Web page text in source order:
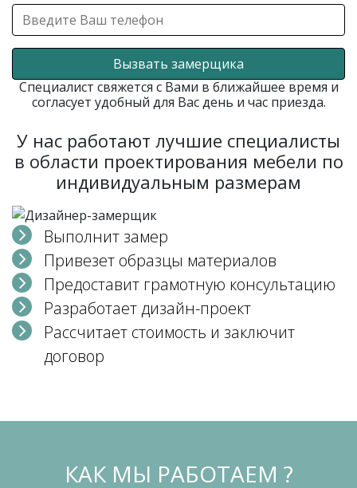
Вызвать замерщика
Специалист свяжется с Вами в ближайшее время и
согласует удобный для Вас день и час приезда.
У нас работают лучшие специалисты
в области проектирования мебели по
индивидуальным размерам
Выполнит замер
Привезет образцы материалов
Предоставит грамотную консультацию
Разработает дизайн-проект
Рассчитает стоимость и заключит
договор
КАК МЫ РАБОТАЕМ ?